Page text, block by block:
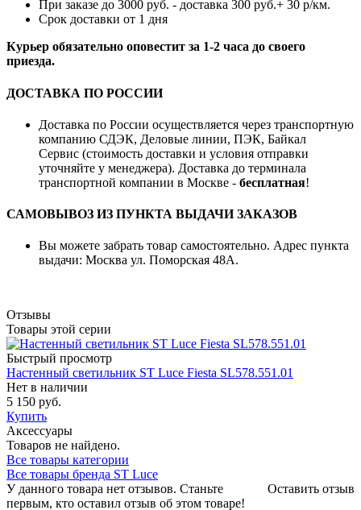
При заказе до 3000 руб. - доставка 300 руб.+ 30 р/км.
Срок доставки от 1 дня
Курьер обязательно оповестит за 1-2 часа до своего
приезда.
ДОСТАВКА ПО РОССИИ
Доставка по России осуществляется через транспортную
компанию СДЭК, Деловые линии, ПЭК, Байкал
Сервис (стоимость доставки и условия отправки
уточняйте у менеджера). Доставка до терминала
транспортной компании в Москве - бесплатная!
САМОВЫВОЗ ИЗ ПУНКТА ВЫДАЧИ ЗАКАЗОВ
Вы можете забрать товар самостоятельно. Адрес пункта
выдачи: Москва ул. Поморская 48А.
Отзывы
Товары этой серии
Быстрый просмотр
Настенный светильник ST Luce Fiesta SL578.551.01
Нет в наличии
5 150 руб.
Купить
Аксессуары
Товаров не найдено.
Все товары категории
Все товары бренда ST Luce
Оставить отзыв
У данного товара нет отзывов. Станьте
первым, кто оставил отзыв об этом товаре!